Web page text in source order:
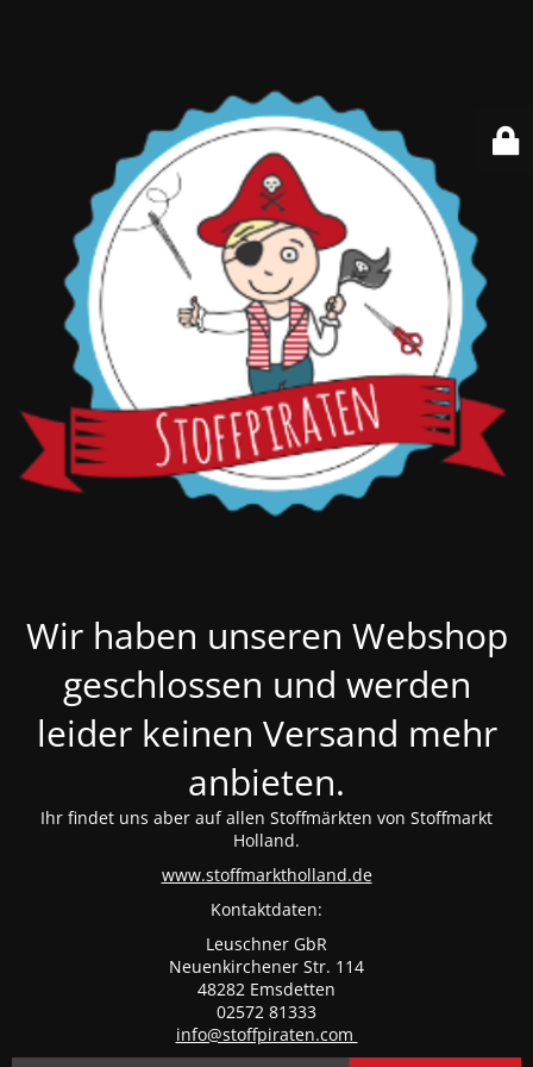
Wir haben unseren Webshop
geschlossen und werden
leider keinen Versand mehr
anbieten.
Ihr findet uns aber auf allen Stoffmärkten von Stoffmarkt
Holland.
www.stoffmarktholland.de
Kontaktdaten:
Leuschner GbR
Neuenkirchener Str. 114
48282 Emsdetten
02572 81333
info@stoffpiraten.com